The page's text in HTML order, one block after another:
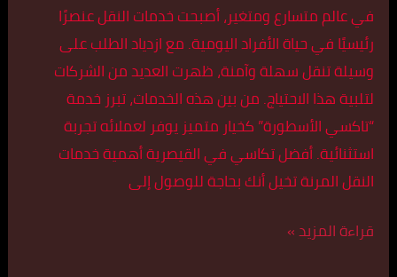
في عالم متسارع ومتغير، أصبحت خدمات النقل عنصرًا
رئيسيًا في حياة الأفراد اليومية. مع ازدياد الطلب على
وسيلة تنقل سهلة وآمنة، ظهرت العديد من الشركات
لتلبية هذا الاحتياج. من بين هذه الخدمات، تبرز خدمة
“تاكسي الأسطورة” كخيار متميز يوفر لعملائه تجربة
استثنائية. أفضل تكاسي في القيصرية أهمية خدمات
النقل المرنة تخيل أنك بحاجة للوصول إلى
قراءة المزيد »